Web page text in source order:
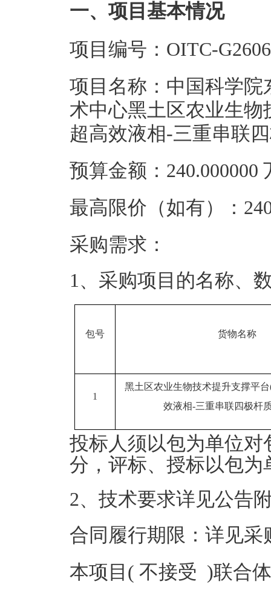
一、项目基本情况
项目编号：OITC-
项目名称：中国科学
术中心黑土区农业生
超高效液相-三重串联
预算金额：240.000000
最高限价（如有）：
采购需求：
1、采购项目的名称、
包号 货物名称
1
黑土区农业生物技术提升支撑平
效液相-三重串联四极杆
投标人须以包为单位
分，评标、授标以包为
2、技术要求详见公告
合同履行期限：详见采
本项目( 不接受 )联合